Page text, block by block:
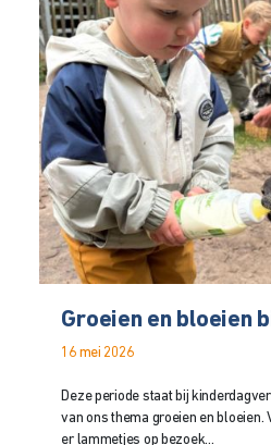
Groeien en bloeien
16 mei 2026
Deze periode staat bij
van ons thema groeien en bloeien.
er lammetjes op bezoek...